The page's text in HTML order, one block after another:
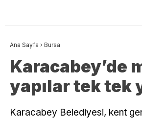
Ana Sayfa › Bursa
Karacabey’de
yapılar tek tek
Karacabey Belediyesi, kent